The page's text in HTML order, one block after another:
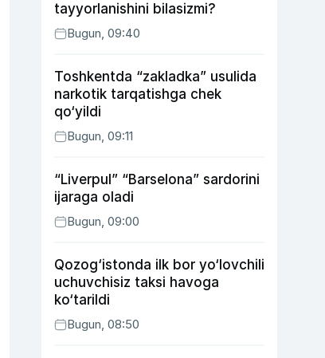
tayyorlanishini bilasizmi?
Bugun, 09:40
Toshkentda “zakladka” usulida
narkotik tarqatishga chek
qo‘yildi
Bugun, 09:11
“Liverpul” “Barselona” sardorini
ijaraga oladi
Bugun, 09:00
Qozog‘istonda ilk bor yo‘lovchili
uchuvchisiz taksi havoga
ko‘tarildi
Bugun, 08:50